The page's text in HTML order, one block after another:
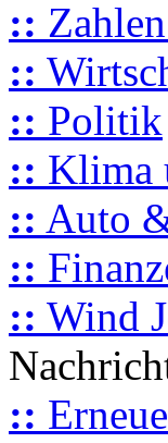
::
::
:: Politik
:: Klima
:: Auto
::
:: Wind
::